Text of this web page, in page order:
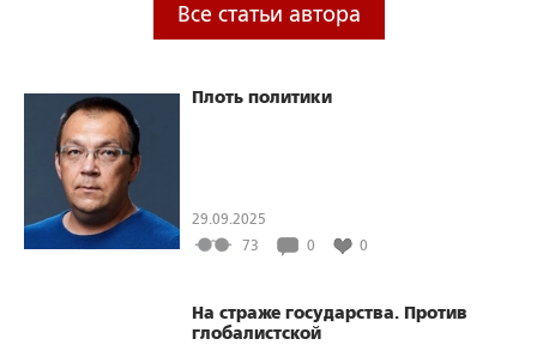
Все статьи автора
Плоть политики
29.09.2025
73
0 0
На страже государства. Против
глобалистской